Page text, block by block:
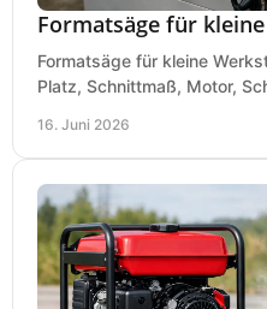
Formatsäge für
Formatsäge für kleine
Platz, Schnittmaß, Motor,
16. Juni 2026